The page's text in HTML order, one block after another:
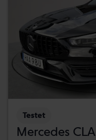
Testet
Mercedes CLA